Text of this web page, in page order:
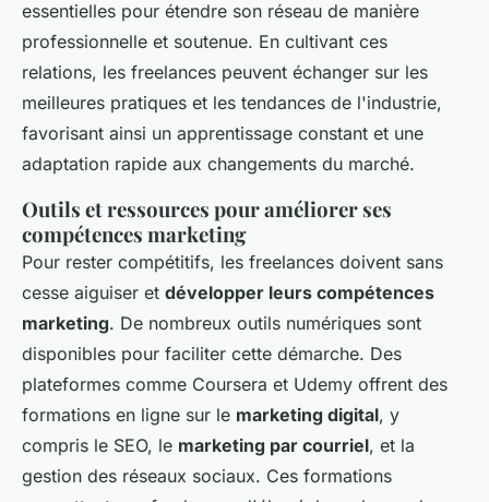
essentielles pour étendre son réseau de manière
professionnelle et soutenue. En cultivant ces
relations, les freelances peuvent échanger sur les
meilleures pratiques et les tendances de l'industrie,
favorisant ainsi un apprentissage constant et une
adaptation rapide aux changements du marché.
Outils et ressources pour améliorer ses
compétences marketing
Pour rester compétitifs, les freelances doivent sans
cesse aiguiser et développer leurs compétences
marketing. De nombreux outils numériques sont
disponibles pour faciliter cette démarche. Des
plateformes comme Coursera et Udemy offrent des
formations en ligne sur le marketing digital, y
compris le SEO, le marketing par courriel, et la
gestion des réseaux sociaux. Ces formations